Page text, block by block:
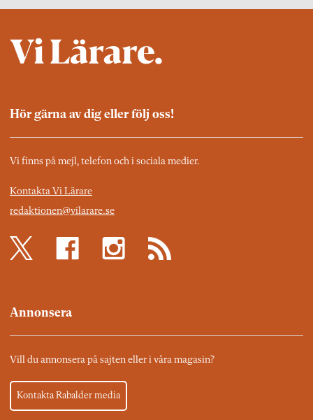
Hör gärna av dig eller följ oss!
Vi finns på mejl, telefon och i sociala medier.
Kontakta Vi Lärare
redaktionen@vilarare.se
Annonsera
Vill du annonsera på sajten eller i våra magasin?
Kontakta Rabalder media